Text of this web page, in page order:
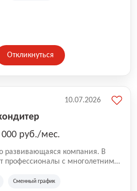
Откликнуться
руб./мес.
развивающаяся компания. В
профессионалы с многолетним
а накопленный опыт позволяют
Сменный график
10.07.2026